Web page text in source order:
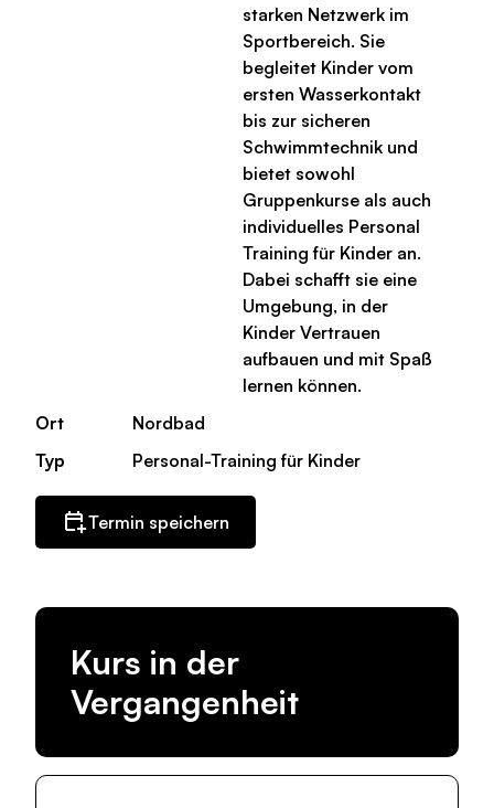
starken Netzwerk im
Sportbereich. Sie
begleitet Kinder vom
ersten Wasserkontakt
bis zur sicheren
Schwimmtechnik und
bietet sowohl
Gruppenkurse als auch
individuelles Personal
Training für Kinder an.
Dabei schafft sie eine
Umgebung, in der
Kinder Vertrauen
aufbauen und mit Spaß
lernen können.
Ort
Nordbad
Typ
Personal-Training für Kinder
Termin speichern
Kurs in der
Vergangenheit